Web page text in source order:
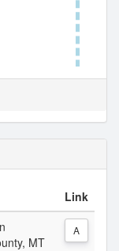
Link
MT
A